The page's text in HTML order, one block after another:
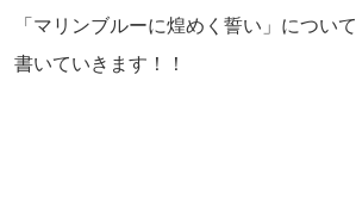
「マリンブルーに煌めく誓い」について
書いていきます！！